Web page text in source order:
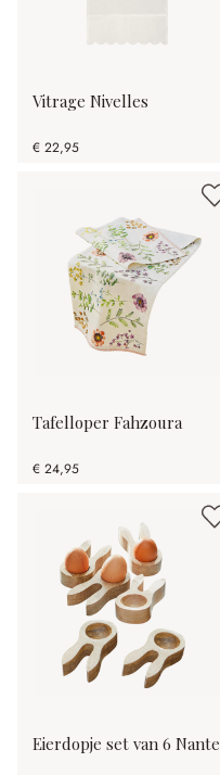
Vitrage Nivelles
€ 22,95
Tafelloper Fahzoura
€ 24,95
Eierdopje set van 6 Nante